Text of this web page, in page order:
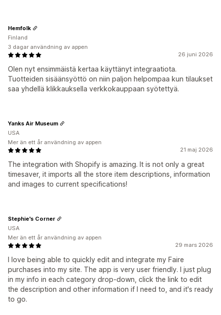
26 juni 2026
Olen nyt ensimmäistä kertaa käyttänyt integraatiota.
Tuotteiden sisäänsyöttö on niin paljon helpompaa kun tilaukset
saa yhdellä klikkauksella verkkokauppaan syötettyä.
Hemfolk
Finland
3 dagar användning av appen
21 maj 2026
The integration with Shopify is amazing. It is not only a great
timesaver, it imports all the store item descriptions, information
and images to current specifications!
Yanks Air Museum
USA
Mer än ett år användning av appen
29 mars 2026
I love being able to quickly edit and integrate my Faire
purchases into my site. The app is very user friendly. I just plug
in my info in each category drop-down, click the link to edit
the description and other information if I need to, and it's ready
to go.
Stephie's Corner
USA
Mer än ett år användning av appen